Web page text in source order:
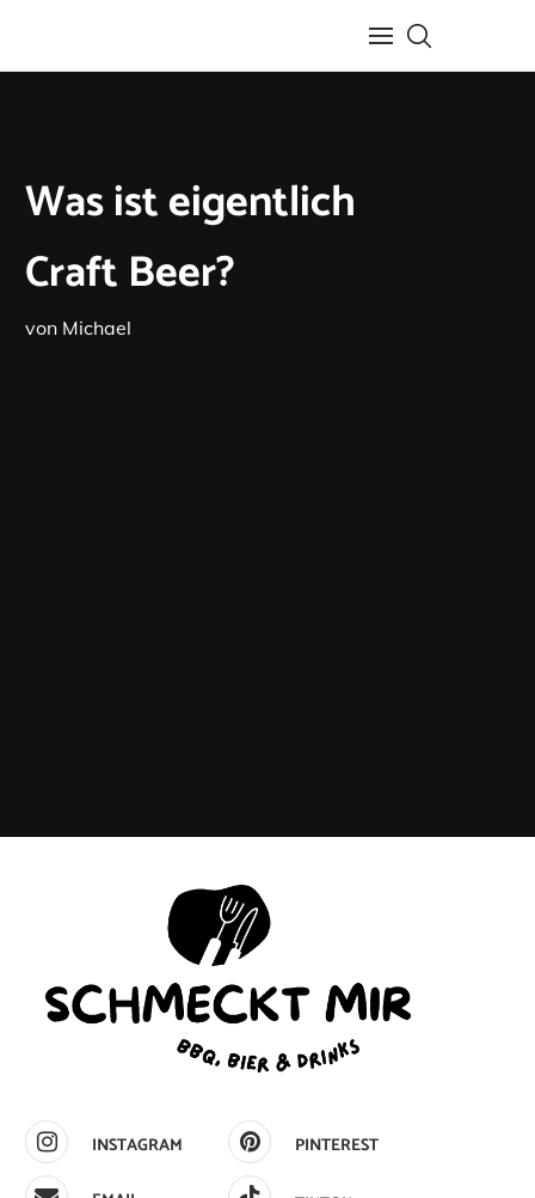
Was ist eigentlich
Craft Beer?
von Michael
INSTAGRAM
PINTEREST